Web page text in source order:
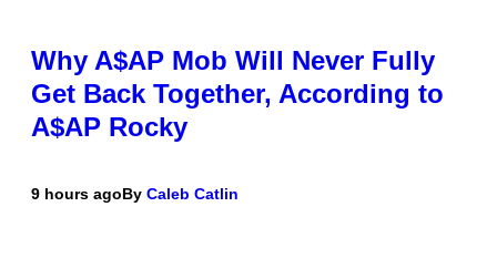
Why A$AP Mob Will Never Fully
Get Back Together, According to
A$AP Rocky
9 hours agoBy Caleb Catlin